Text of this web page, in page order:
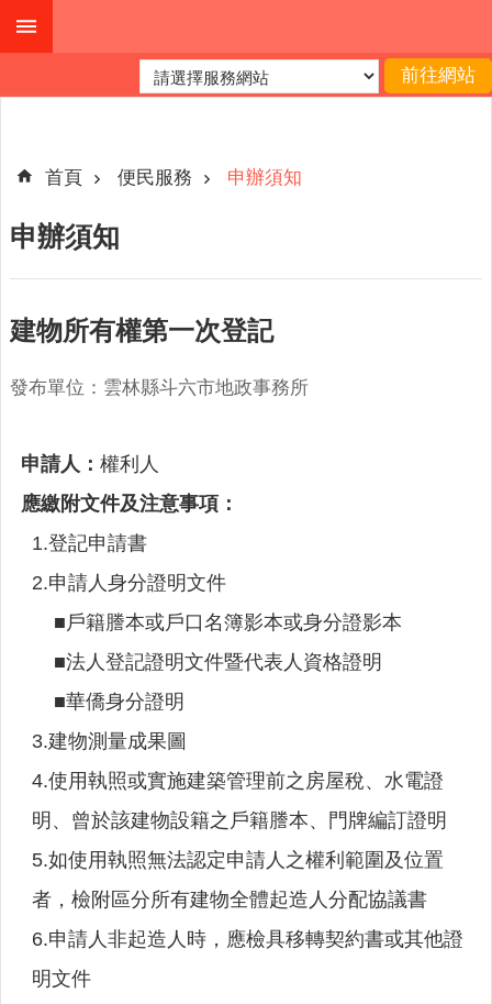
跳到主要內容區塊
階
公
布
關
於
我
查
詢
系
統
便
訊
開
民
意
流
相
關
首頁 便民服務 申辦須知
申辦須知
建物所有權第一次登記
發布單位：雲林縣斗六市地政事務所
申請人： 權利人
應繳附文件及注意事項：
1.登記申請書
2.申請人身分證明文件
■戶籍謄本或戶口名簿影本或身分證影本
■法人登記證明文件暨代表人資格證明
■華僑身分證明
3.建物測量成果圖
4.使用執照或實施建築管理前之房屋稅、水電證
明、曾於該建物設籍之戶籍謄本、門牌編訂證明
5.如使用執照無法認定申請人之權利範圍及位置
者，檢附區分所有建物全體起造人分配協議書
6.申請人非起造人時，應檢具移轉契約書或其他證
明文件